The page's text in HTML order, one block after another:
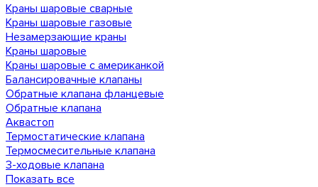
Краны шаровые сварные
Краны шаровые газовые
Незамерзающие краны
Краны шаровые
Краны шаровые с американкой
Балансировачные клапаны
Обратные клапана фланцевые
Обратные клапана
Аквастоп
Термостатические клапана
Термосмесительные клапана
3-ходовые клапана
Показать все